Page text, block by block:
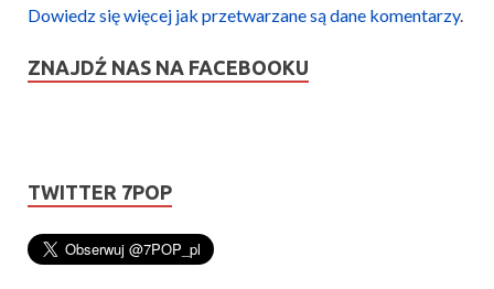
Dowiedz się więcej jak przetwarzane są dane komentarzy.
ZNAJDŹ NAS NA FACEBOOKU
TWITTER 7POP